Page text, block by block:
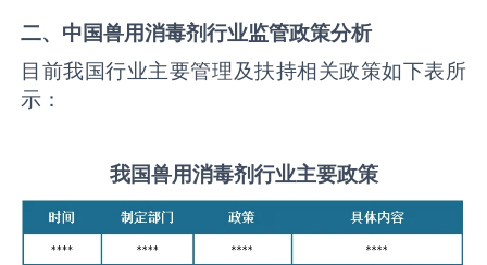
二、中国兽用消毒剂行业监管政策分析
目前我国行业主要管理及扶持相关政策如下表所
示：
我国兽用消毒剂行业主要政策